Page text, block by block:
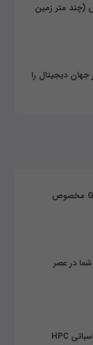
(چند متر زمین
دیجیتال را
قیمت سرور گرافیکی | خرید GPU Server مخصوص
در عصر